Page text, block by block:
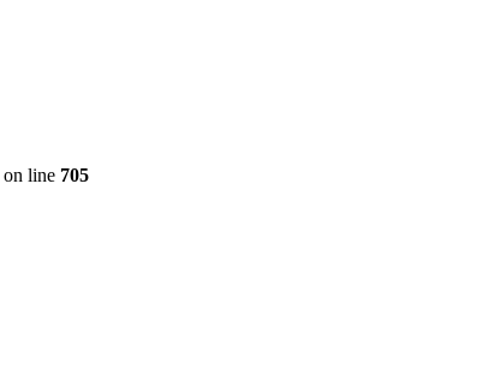
on line 705